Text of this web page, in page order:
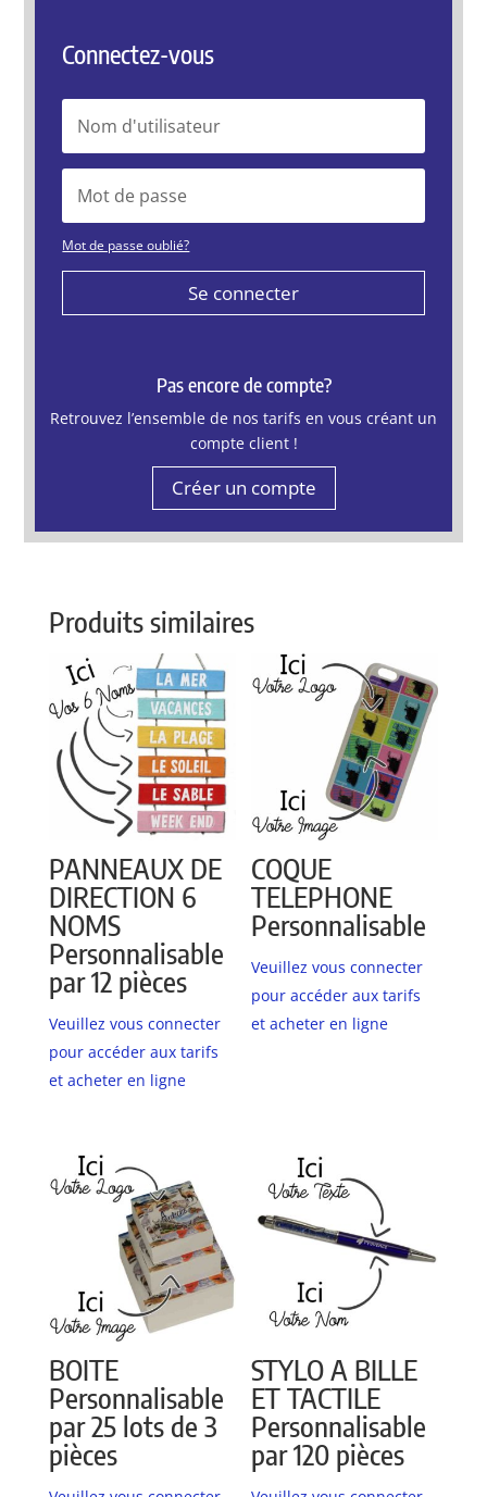
Connectez-vous
Mot de passe oublié?
Se connecter
Pas encore de compte?
Retrouvez l’ensemble de nos tarifs en vous créant un
compte client !
Créer un compte
Produits similaires
PANNEAUX DE
DIRECTION 6
NOMS
Personnalisable
par 12 pièces
Veuillez vous connecter
pour accéder aux tarifs
et acheter en ligne
COQUE
TELEPHONE
Personnalisable
Veuillez vous connecter
pour accéder aux tarifs
et acheter en ligne
BOITE
Personnalisable
par 25 lots de 3
pièces
STYLO A BILLE
ET TACTILE
Personnalisable
par 120 pièces